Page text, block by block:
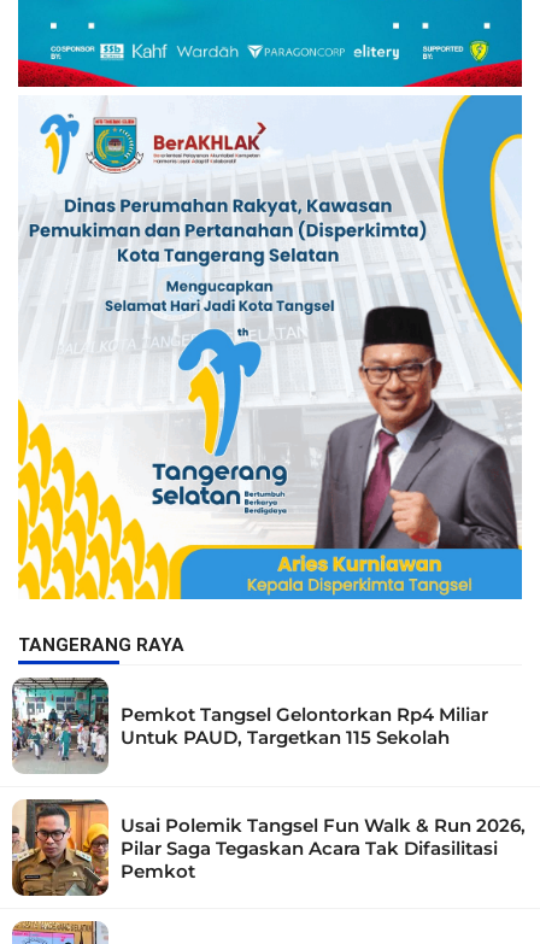
TANGERANG RAYA
Pemkot Tangsel Gelontorkan Rp4 Miliar
Untuk PAUD, Targetkan 115 Sekolah
Usai Polemik Tangsel Fun Walk & Run 2026,
Pilar Saga Tegaskan Acara Tak Difasilitasi
Pemkot